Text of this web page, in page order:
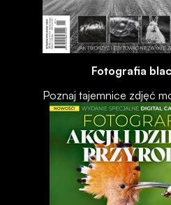
Fotografia
Poznaj tajemnice zdjęć